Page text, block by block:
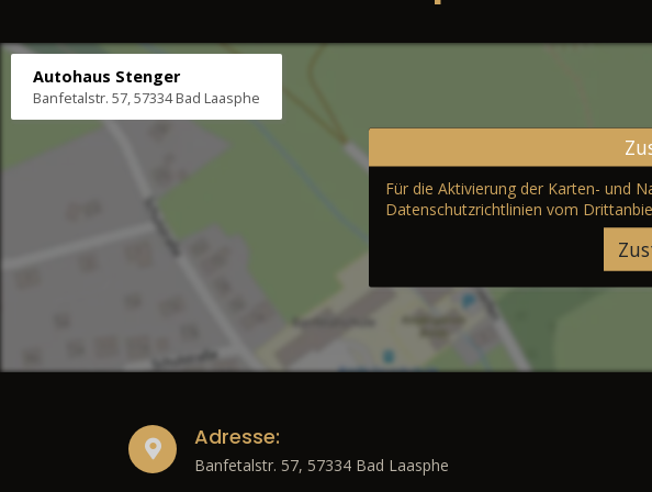
Autohaus Stenger
Banfetalstr. 57, 57334 Bad Laasphe
Für die Aktivierung der Karten- und
Datenschutzrichtlinien vom
Adresse:
Banfetalstr. 57, 57334 Bad Laasphe